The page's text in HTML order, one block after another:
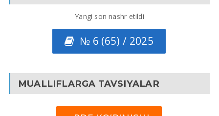
Yangi son nashr etildi
№ 6 (65) / 2025
MUALLIFLARGA TAVSIYALAR